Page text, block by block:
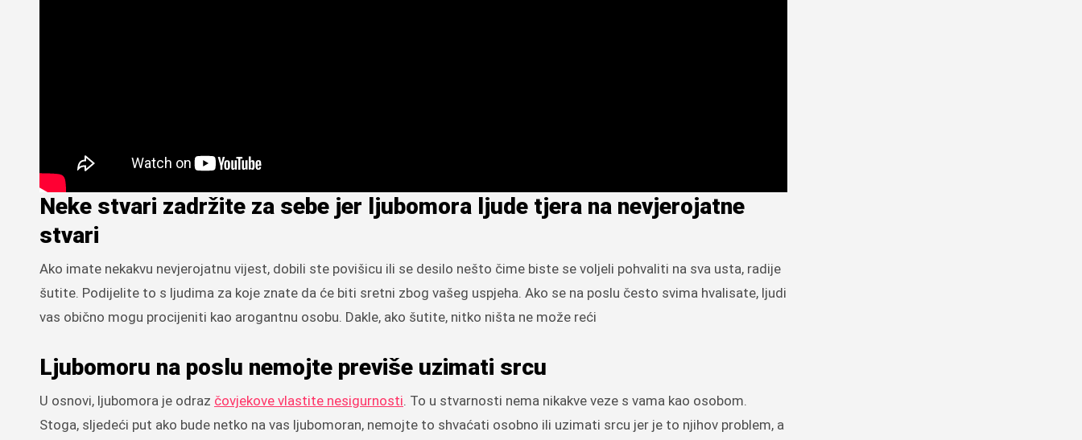
Neke stvari zadržite za sebe jer ljubomora ljude tjera na nevjerojatne
stvari
Ako imate nekakvu nevjerojatnu vijest, dobili ste povišicu ili se desilo nešto čime biste se voljeli pohvaliti na sva usta, radije
šutite. Podijelite to s ljudima za koje znate da će biti sretni zbog vašeg uspjeha. Ako se na poslu često svima hvalisate, ljudi
vas obično mogu procijeniti kao arogantnu osobu. Dakle, ako šutite, nitko ništa ne može reći
Ljubomoru na poslu nemojte previše uzimati srcu
U osnovi, ljubomora je odraz čovjekove vlastite nesigurnosti. To u stvarnosti nema nikakve veze s vama kao osobom.
Stoga, sljedeći put ako bude netko na vas ljubomoran, nemojte to shvaćati osobno ili uzimati srcu jer je to njihov problem, a